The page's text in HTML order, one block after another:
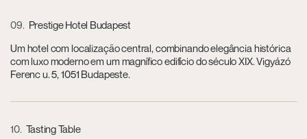
09
Prestige Hotel Budapest
Um hotel com localização central, combinando elegância histórica
com luxo moderno em um magnífico edifício do século XIX. Vigyázó
Ferenc u. 5, 1051 Budapeste.
10 Tasting Table